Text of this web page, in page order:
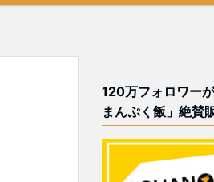
120万フォロワー
まんぷく飯」絶賛